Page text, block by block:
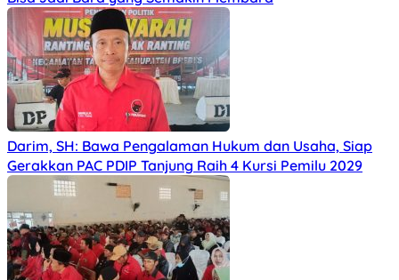
Darim, SH: Bawa Pengalaman Hukum dan Usaha, Siap
Gerakkan PAC PDIP Tanjung Raih 4 Kursi Pemilu 2029